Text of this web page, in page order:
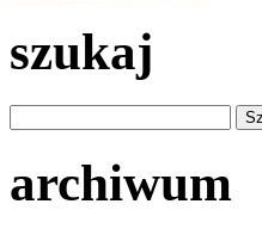
szukaj
archiwum